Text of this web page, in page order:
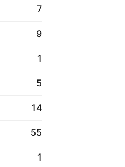
7
9
1
5
14
55
1